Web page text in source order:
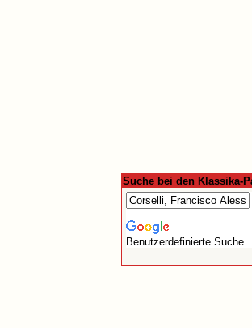
Suche bei den Klassika-
Benutzerdefinierte Suche